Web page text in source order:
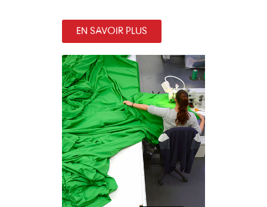
EN SAVOIR PLUS